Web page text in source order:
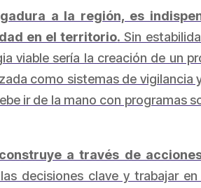
a la región, es
en el territorio. Sin
viable sería la creación de un
como sistemas de
ir de la mano con programas
a través de
decisiones clave y trabajar